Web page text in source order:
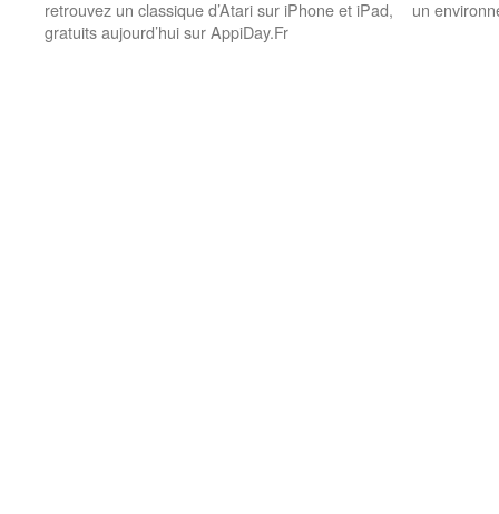
retrouvez un classique d’Atari sur iPhone et iPad,
gratuits aujourd’hui sur AppiDay.Fr
un